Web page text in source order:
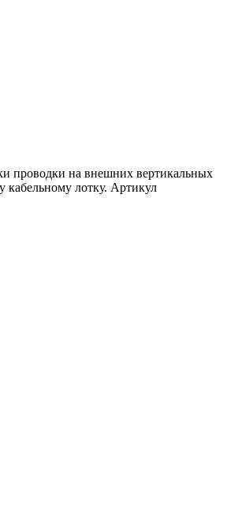
проводки на внешних вертикальных
кабельному лотку. Артикул